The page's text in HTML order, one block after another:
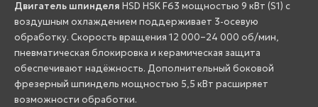
Двигатель шпинделя HSD HSK F63 мощностью 9 кВт (S1) с
воздушным охлаждением поддерживает 3-осевую
обработку. Скорость вращения 12 000–24 000 об/мин,
пневматическая блокировка и керамическая защита
обеспечивают надёжность. Дополнительный боковой
фрезерный шпиндель мощностью 5,5 кВт расширяет
возможности обработки.